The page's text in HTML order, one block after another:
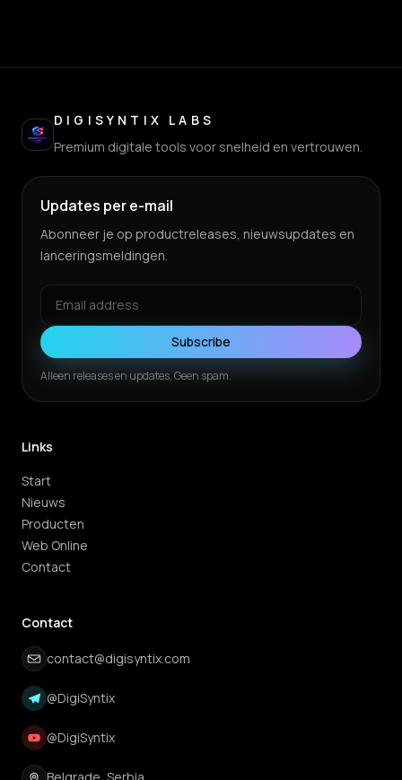
DIGISYNTIX LABS
Premium digitale tools voor snelheid en vertrouwen.
Updates per e-mail
Abonneer je op productreleases, nieuwsupdates en
lanceringsmeldingen.
Subscribe
Alleen releases en updates. Geen spam.
Links
Start
Nieuws
Producten
Web Online
Contact
Contact
contact@digisyntix.com
@DigiSyntix
@DigiSyntix